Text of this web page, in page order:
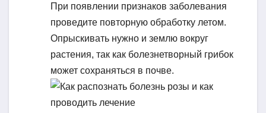
При появлении признаков заболевания
проведите повторную обработку летом.
Опрыскивать нужно и землю вокруг
растения, так как болезнетворный грибок
может сохраняться в почве.